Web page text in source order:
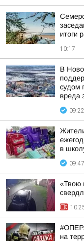
итоги
10:17
В
судом
вреда
09:22
в
09:47
«Твою
на